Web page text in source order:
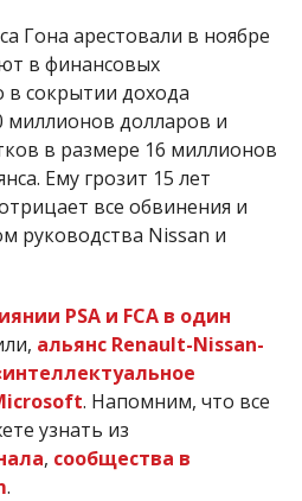
Гона арестовали в ноябре
в финансовых
в сокрытии дохода
миллионов долларов и
в размере 16 миллионов
Ему грозит 15 лет
все обвинения и
руководства Nissan и
PSA и FCA в один
альянс Renault-Nissan-
. Напомним, что все
узнать из
, сообщества в
.